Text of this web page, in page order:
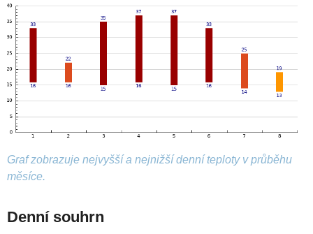
Graf zobrazuje nejvyšší a nejnižší denní teploty v průběhu
měsíce.
Denní souhrn